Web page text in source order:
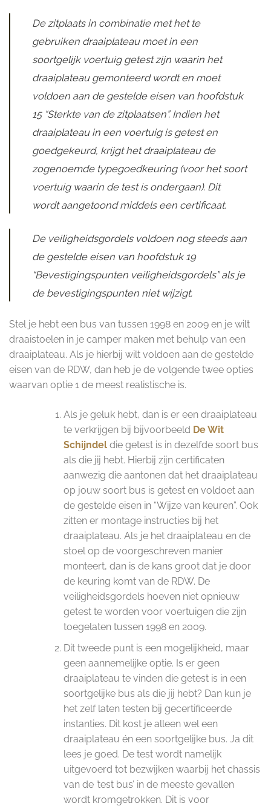
De zitplaats in combinatie met het te
gebruiken draaiplateau moet in een
soortgelijk voertuig getest zijn waarin het
draaiplateau gemonteerd wordt en moet
voldoen aan de gestelde eisen van hoofdstuk
15 “Sterkte van de zitplaatsen”. Indien het
draaiplateau in een voertuig is getest en
goedgekeurd, krijgt het draaiplateau de
zogenoemde typegoedkeuring (voor het soort
voertuig waarin de test is ondergaan). Dit
wordt aangetoond middels een certificaat.
De veiligheidsgordels voldoen nog steeds aan
de gestelde eisen van hoofdstuk 19
“Bevestigingspunten veiligheidsgordels” als je
de bevestigingspunten niet wijzigt.
Stel je hebt een bus van tussen 1998 en 2009 en je wilt
draaistoelen in je camper maken met behulp van een
draaiplateau. Als je hierbij wilt voldoen aan de gestelde
eisen van de RDW, dan heb je de volgende twee opties
waarvan optie 1 de meest realistische is.
Als je geluk hebt, dan is er een draaiplateau
te verkrijgen bij bijvoorbeeld De Wit
Schijndeldie getest is in dezelfde soort bus
als die jij hebt. Hierbij zijn certificaten
aanwezig die aantonen dat het draaiplateau
op jouw soort bus is getest en voldoet aan
de gestelde eisen in “Wijze van keuren”. Ook
zitten er montage instructies bij het
draaiplateau. Als je het draaiplateau en de
stoel op de voorgeschreven manier
monteert, dan is de kans groot dat je door
de keuring komt van de RDW. De
veiligheidsgordels hoeven niet opnieuw
getest te worden voor voertuigen die zijn
toegelaten tussen 1998 en 2009.
Dit tweede punt is een mogelijkheid, maar
geen aannemelijke optie. Is er geen
draaiplateau te vinden die getest is in een
soortgelijke bus als die jij hebt? Dan kun je
het zelf laten testen bij gecertificeerde
instanties. Dit kost je alleen wel een
draaiplateau én een soortgelijke bus. Ja dit
lees je goed. De test wordt namelijk
uitgevoerd tot bezwijken waarbij het chassis
van de ’test bus’ in de meeste gevallen
wordt kromgetrokken. Dit is voor